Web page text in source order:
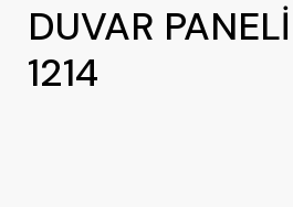
DUVAR
1214